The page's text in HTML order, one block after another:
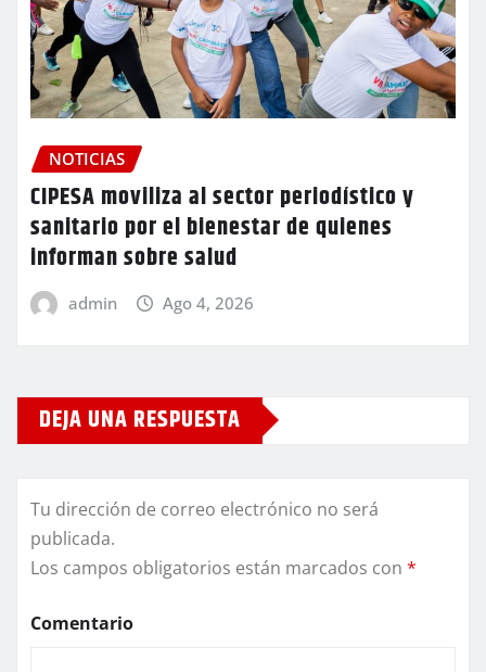
NOTICIAS
CIPESA moviliza al sector periodístico y
sanitario por el bienestar de quienes
informan sobre salud
admin Ago 4, 2026
DEJA UNA RESPUESTA
Tu dirección de correo electrónico no será
publicada.
Los campos obligatorios están marcados con *
Comentario